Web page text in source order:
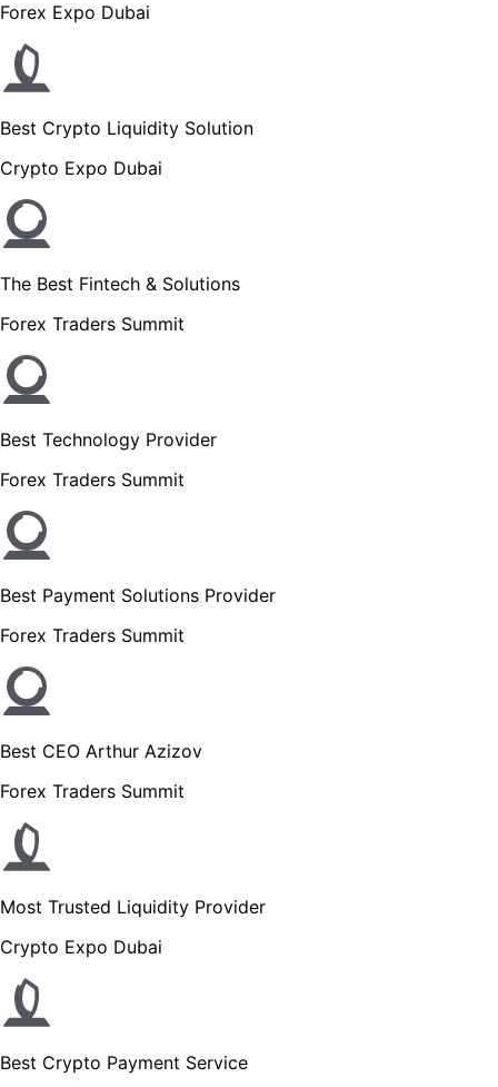
Forex Expo Dubai
Best Crypto Liquidity Solution
Crypto Expo Dubai
The Best Fintech & Solutions
Forex Traders Summit
Best Technology Provider
Forex Traders Summit
Best Payment Solutions Provider
Forex Traders Summit
Best CEO Arthur Azizov
Forex Traders Summit
Most Trusted Liquidity Provider
Crypto Expo Dubai
Best Crypto Payment Service